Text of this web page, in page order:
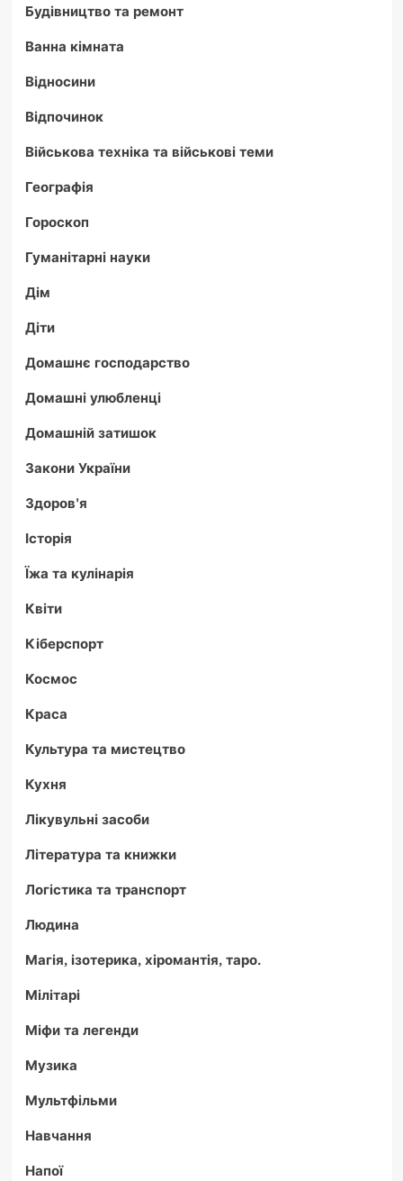
Будівництво та ремонт
Ванна кімната
Відносини
Відпочинок
Військова техніка та військові теми
Географія
Гороскоп
Гуманітарні науки
Дім
Діти
Домашнє господарство
Домашні улюбленці
Домашній затишок
Закони України
Здоров'я
Історія
Їжа та кулінарія
Квіти
Кіберспорт
Космос
Краса
Культура та мистецтво
Кухня
Лікувульні засоби
Література та книжки
Логістика та транспорт
Людина
Магія, ізотерика, хіромантія, таро.
Мілітарі
Міфи та легенди
Музика
Мультфільми
Навчання
Напої